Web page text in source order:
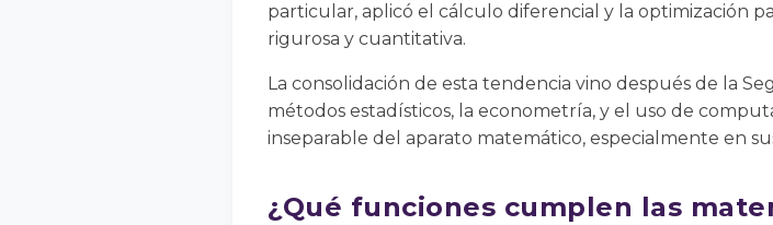
particular, aplicó el cálculo diferencial y la optimización
rigurosa y cuantitativa.
La consolidación de esta tendencia vino después de la
métodos estadísticos, la econometría, y el uso de
inseparable del aparato matemático, especialmente en
¿Qué funciones cumplen las